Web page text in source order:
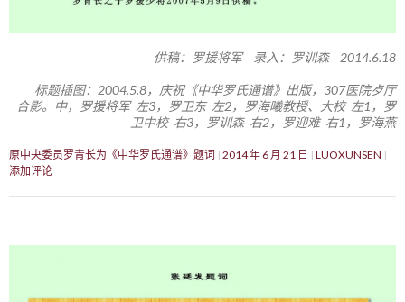
供稿：罗援将军 录入：罗训森 2014.6.18
标题插图：2004.5.8，庆祝《中华罗氏通谱》出版，307医院歺厅
合影。中，罗援将军 左3，罗卫东 左2，罗海曦教授、大校 左1，罗
卫中校 右3，罗训森 右2，罗迎难 右1，罗海燕
原中央委员罗青长为《中华罗氏通谱》题词 2014 年 6 月 21 日
LUOXUNSEN
添加评论